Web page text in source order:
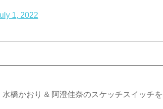
1, 2022
橋かおり & 阿澄佳奈のスケッチスイッチ